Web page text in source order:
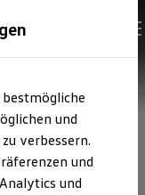
finden
und
verbessern.
und
und